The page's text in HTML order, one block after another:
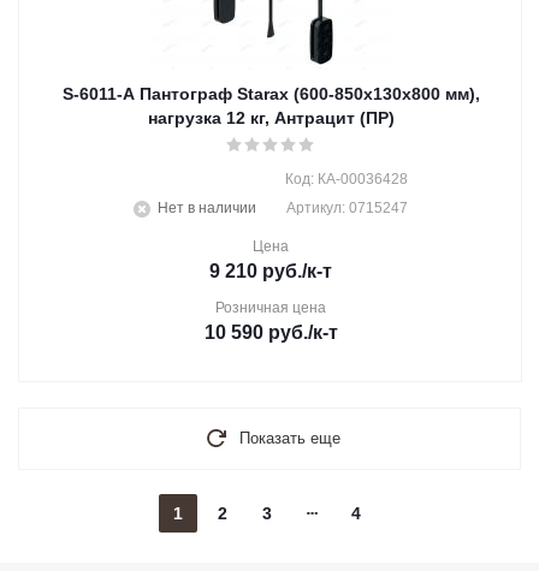
S-6011-A Пантограф Starax (600-850x130x800 мм),
нагрузка 12 кг, Антрацит (ПР)
Нет в наличии
Код: КА-00036428
Артикул: 0715247
Цена
9 210 руб./к-т
Розничная цена
10 590руб./к-т
Показать еще
1 2 3 4